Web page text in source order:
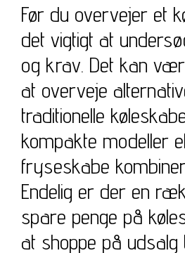
Før du overvejer et
det vigtigt at
og krav. Det kan
at overveje
traditionelle
kompakte modeller
fryseskabe
Endelig er der en
spare penge på
at shoppe på